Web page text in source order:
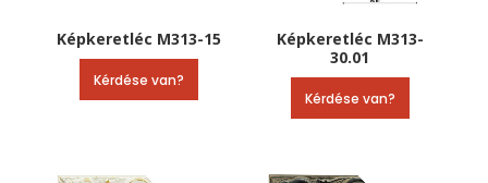
Képkeretléc M313-15
Kérdése van?
Képkeretléc M313-
30.01
Kérdése van?